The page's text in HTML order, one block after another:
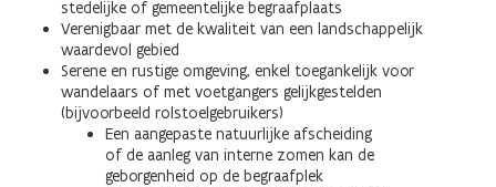
stedelijke of gemeentelijke begraafplaats
Verenigbaar met de kwaliteit van een landschappelijk
waardevol gebied
Serene en rustige omgeving, enkel toegankelijk voor
wandelaars of met voetgangers gelijkgestelden
(bijvoorbeeld rolstoelgebruikers)
Een aangepaste natuurlijke afscheiding
of de aanleg van interne zomen kan de
geborgenheid op de begraafplek